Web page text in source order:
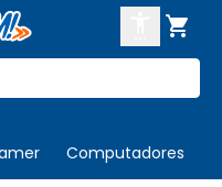

Computadores